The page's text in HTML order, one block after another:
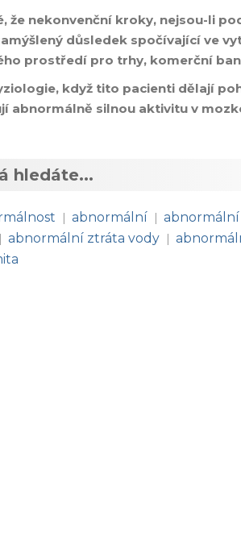
že nekonvenční kroky, nejsou-li
důsledek spočívající ve
prostředí pro trhy, komerční
když tito pacienti dělají
abnormálně silnou aktivitu v
hledáte...
| abnormální |
| abnormální ztráta vody |